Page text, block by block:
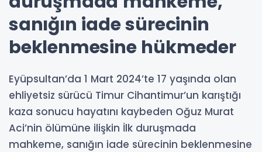
sanığın iade sürecinin
beklenmesine hükmeder
Eyüpsultan’da 1 Mart 2024’te 17 yaşında olan
ehliyetsiz sürücü Timur Cihantimur’un karıştığı
kaza sonucu hayatını kaybeden Oğuz Murat
Aci’nin ölümüne ilişkin İlk duruşmada
mahkeme, sanığın iade sürecinin beklenmesine